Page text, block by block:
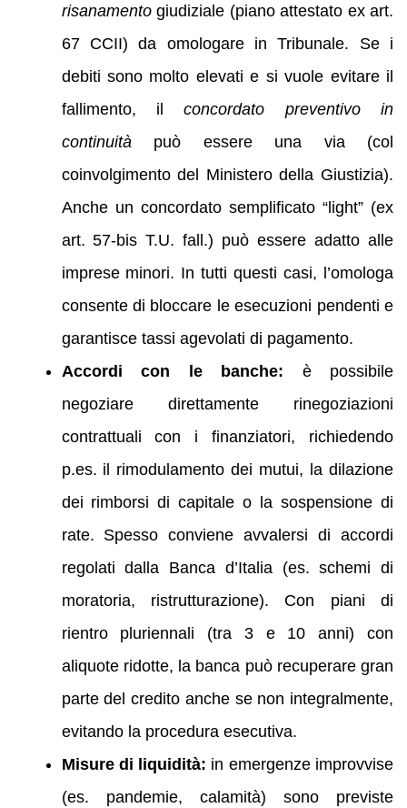
risanamentogiudiziale (piano attestato ex art.
67 CCII) da omologare in Tribunale. Se i
debiti sono molto elevati e si vuole evitare il
fallimento, ilconcordato preventivo in
continuitàpuò essere una via (col
coinvolgimento del Ministero della Giustizia).
Anche un concordato semplificato “light” (ex
art. 57-bis T.U. fall.) può essere adatto alle
imprese minori. In tutti questi casi, l’omologa
consente di bloccare le esecuzioni pendenti e
garantisce tassi agevolati di pagamento.
Accordi con le banche: è possibile
negoziare direttamente rinegoziazioni
contrattuali con i finanziatori, richiedendo
p.es. il rimodulamento dei mutui, la dilazione
dei rimborsi di capitale o la sospensione di
rate. Spesso conviene avvalersi di accordi
regolati dalla Banca d’Italia (es. schemi di
moratoria, ristrutturazione). Con piani di
rientro pluriennali (tra 3 e 10 anni) con
aliquote ridotte, la banca può recuperare gran
parte del credito anche se non integralmente,
evitando la procedura esecutiva.
Misure di liquidità: in emergenze improvvise
(es. pandemie, calamità) sono previste